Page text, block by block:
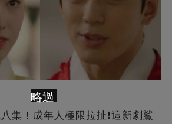
八集！成年人極限拉扯❗這新劇鯊
略過